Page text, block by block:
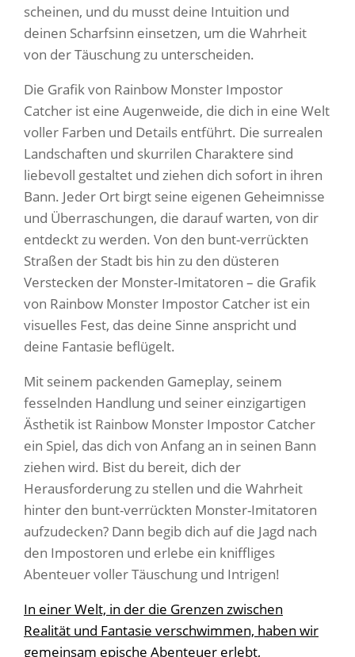
scheinen, und du musst deine Intuition und
deinen Scharfsinn einsetzen, um die Wahrheit
von der Täuschung zu unterscheiden.
Die Grafik von Rainbow Monster Impostor
Catcher ist eine Augenweide, die dich in eine Welt
voller Farben und Details entführt. Die surrealen
Landschaften und skurrilen Charaktere sind
liebevoll gestaltet und ziehen dich sofort in ihren
Bann. Jeder Ort birgt seine eigenen Geheimnisse
und Überraschungen, die darauf warten, von dir
entdeckt zu werden. Von den bunt-verrückten
Straßen der Stadt bis hin zu den düsteren
Verstecken der Monster-Imitatoren – die Grafik
von Rainbow Monster Impostor Catcher ist ein
visuelles Fest, das deine Sinne anspricht und
deine Fantasie beflügelt.
Mit seinem packenden Gameplay, seinem
fesselnden Handlung und seiner einzigartigen
Ästhetik ist Rainbow Monster Impostor Catcher
ein Spiel, das dich von Anfang an in seinen Bann
ziehen wird. Bist du bereit, dich der
Herausforderung zu stellen und die Wahrheit
hinter den bunt-verrückten Monster-Imitatoren
aufzudecken? Dann begib dich auf die Jagd nach
den Impostoren und erlebe ein kniffliges
Abenteuer voller Täuschung und Intrigen!
In einer Welt, in der die Grenzen zwischen
Realität und Fantasie verschwimmen, haben wir
gemeinsam epische Abenteuer erlebt,